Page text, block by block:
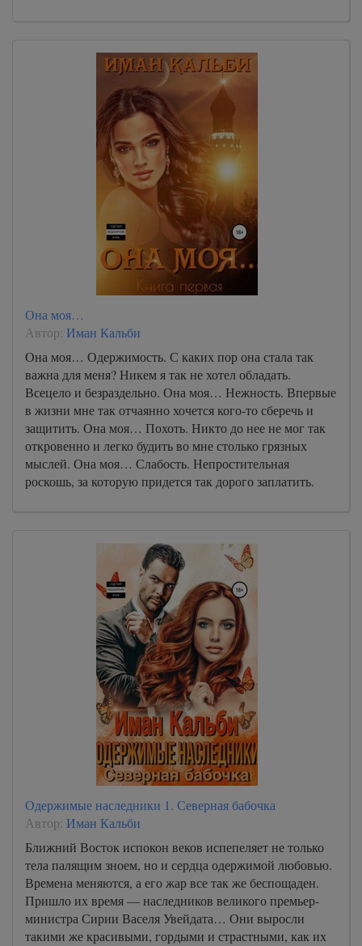
Она моя…
Автор: Иман Кальби
Она моя… Одержимость. С каких пор она стала так
важна для меня? Никем я так не хотел обладать.
Всецело и безраздельно. Она моя… Нежность. Впервые
в жизни мне так отчаянно хочется кого-то сберечь и
защитить. Она моя… Похоть. Никто до нее не мог так
откровенно и легко будить во мне столько грязных
мыслей. Она моя… Слабость. Непростительная
роскошь, за которую придется так дорого заплатить.
Одержимые наследники 1. Северная бабочка
Автор: Иман Кальби
Ближний Восток испокон веков испепеляет не только
тела палящим зноем, но и сердца одержимой любовью.
Времена меняются, а его жар все так же беспощаден.
Пришло их время — наследников великого премьер-
министра Сирии Васеля Увейдата… Они выросли
такими же красивыми, гордыми и страстными, как их